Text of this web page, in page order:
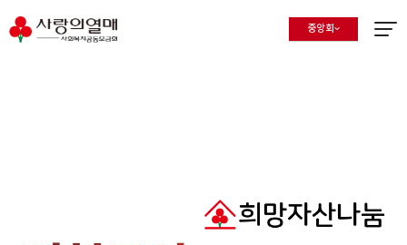
지회 선택 목록 열기
현재 선택된 지회
중앙회